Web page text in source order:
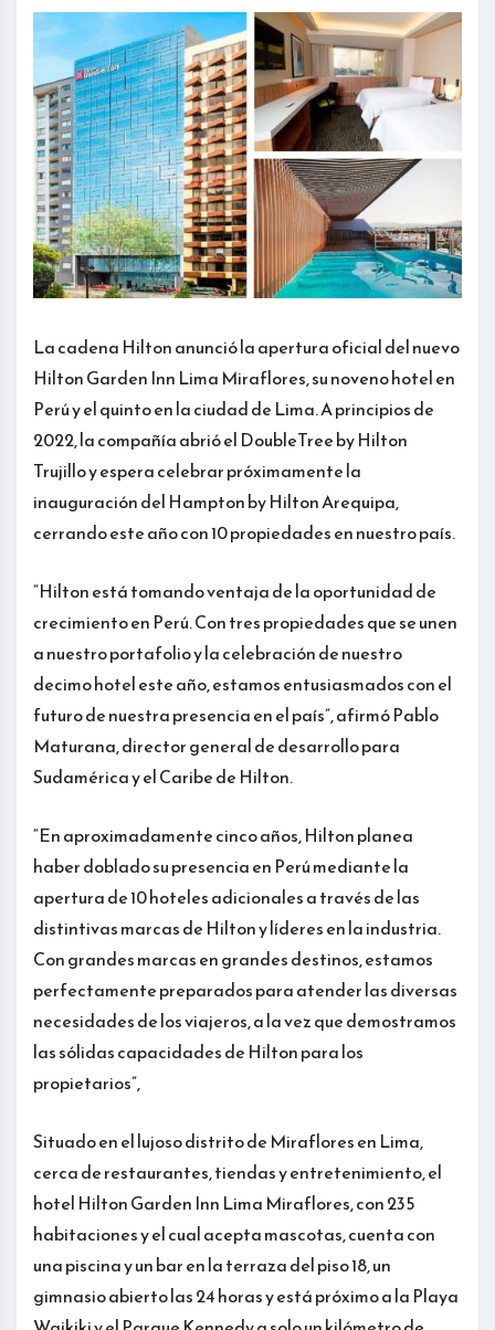
La cadena Hilton anunció la apertura oficial del nuevo
Hilton Garden Inn Lima Miraflores, su noveno hotel en
Perú y el quinto en la ciudad de Lima. A principios de
2022, la compañía abrió el DoubleTree by Hilton
Trujillo y espera celebrar próximamente la
inauguración del Hampton by Hilton Arequipa,
cerrando este año con 10 propiedades en nuestro país.
“Hilton está tomando ventaja de la oportunidad de
crecimiento en Perú. Con tres propiedades que se unen
a nuestro portafolio y la celebración de nuestro
decimo hotel este año, estamos entusiasmados con el
futuro de nuestra presencia en el país”, afirmó Pablo
Maturana, director general de desarrollo para
Sudamérica y el Caribe de Hilton.
“En aproximadamente cinco años, Hilton planea
haber doblado su presencia en Perú mediante la
apertura de 10 hoteles adicionales a través de las
distintivas marcas de Hilton y líderes en la industria.
Con grandes marcas en grandes destinos, estamos
perfectamente preparados para atender las diversas
necesidades de los viajeros, a la vez que demostramos
las sólidas capacidades de Hilton para los
propietarios”,
Situado en el lujoso distrito de Miraflores en Lima,
cerca de restaurantes, tiendas y entretenimiento, el
hotel Hilton Garden Inn Lima Miraflores, con 235
habitaciones y el cual acepta mascotas, cuenta con
una piscina y un bar en la terraza del piso 18, un
gimnasio abierto las 24 horas y está próximo a la Playa